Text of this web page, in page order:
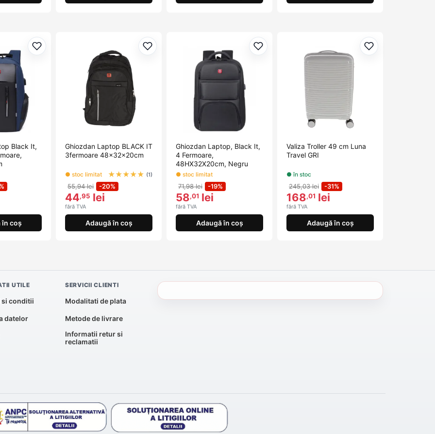
Adaugă la favorite
Black It,
în coș
Adaugă la favorite
Ghiozdan Laptop BLACK IT
3fermoare 48x32x20cm
● stoc limitat ★★★★★ (1)
55,94 lei -20%
44,95 lei
fără TVA
Adaugă în coș
Adaugă la favorite
Ghiozdan Laptop, Black It,
4 Fermoare,
48HX32X20cm, Negru
● stoc limitat
71,98 lei -19%
58,01 lei
fără TVA
Adaugă în coș
Adaugă la
Valiza Troller 49 cm Luna
Travel GRI
● în stoc
245,03 lei -31%
168,01 lei
fără TVA
Adaugă în coș
UTILE
si conditii
datelor
SERVICII CLIENTI
Modalitati de plata
Metode de livrare
Informatii retur si
reclamatii